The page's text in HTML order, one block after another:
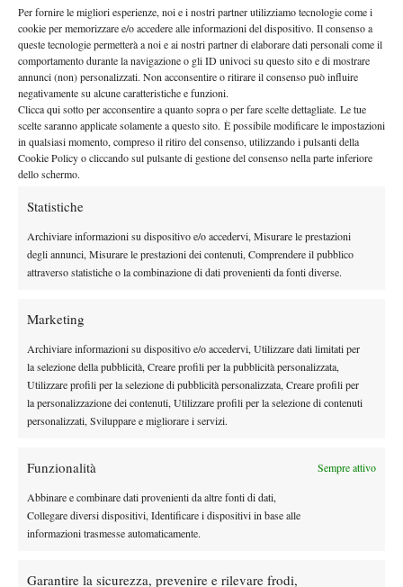
Per fornire le migliori esperienze, noi e i nostri partner utilizziamo tecnologie come i
cookie per memorizzare e/o accedere alle informazioni del dispositivo. Il consenso a
queste tecnologie permetterà a noi e ai nostri partner di elaborare dati personali come il
comportamento durante la navigazione o gli ID univoci su questo sito e di mostrare
annunci (non) personalizzati. Non acconsentire o ritirare il consenso può influire
negativamente su alcune caratteristiche e funzioni.
Clicca qui sotto per acconsentire a quanto sopra o per fare scelte dettagliate. Le tue
scelte saranno applicate solamente a questo sito. È possibile modificare le impostazioni
in qualsiasi momento, compreso il ritiro del consenso, utilizzando i pulsanti della
Cookie Policy o cliccando sul pulsante di gestione del consenso nella parte inferiore
dello schermo.
Statistiche
Archiviare informazioni su dispositivo e/o accedervi, Misurare le prestazioni
degli annunci, Misurare le prestazioni dei contenuti, Comprendere il pubblico
attraverso statistiche o la combinazione di dati provenienti da fonti diverse.
Marketing
Archiviare informazioni su dispositivo e/o accedervi, Utilizzare dati limitati per
la selezione della pubblicità, Creare profili per la pubblicità personalizzata,
Utilizzare profili per la selezione di pubblicità personalizzata, Creare profili per
la personalizzazione dei contenuti, Utilizzare profili per la selezione di contenuti
personalizzati, Sviluppare e migliorare i servizi.
Funzionalità Sempre attivo
Abbinare e combinare dati provenienti da altre fonti di dati,
Collegare diversi dispositivi, Identificare i dispositivi in base alle
informazioni trasmesse automaticamente.
Garantire la sicurezza, prevenire e rilevare frodi,
il campano Mastrelia non è riuscito a sovvertire il pronostico
controChristian Perinti. Eliminazioni precoci per il potente ma
discontinuo toscano Maccari, del Centro di Tirrenia (forse il più
promettente di tutti) e per l’altro campano Palma. In questa
categoria si possono fare altri tre nomi. Quello di Federico
Teodori del 2 Ponti, tennista aggressivo e rapido di piedi, quello
del suo compagno di allenamento Cristiano Compagnone, un
mancino di buona tecnica, nonché quello del ligure Gianluca
grande anticipo, senso geometrico e piedi rapidi.
Chiudiamo con l’under 16 femminile, dove per la verità erano
assenti alcune delle nostre più promettenti ’94, che sono già in
classifica WTA e che comprensibilmente hanno preferito
tanto per fare qualche nome). E così, un po’ a sorpresa, va
segnalata la vittoria di una ’95, la piemonteseCamilla Rosatello
che ha sconfitto prima Silvia Albano, e poi Sara Eccel, entrambe
di un anno più grandi e già in classifica WTA. Ha ben
impressionato anche un’altra ’95, la laziale Marchetti.
Iniziamo dalla classifica delle Regioni che hanno totalizzato il
province di Trento e Bolzano sono gestite in modo separato).
1.piemonte 13
3.lazio 11